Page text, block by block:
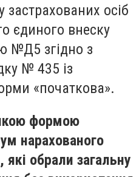
осіб
єдиного внеску
№Д5 згідно з
№ 435 із
«початкова».
формою
нарахованого
обрали загальну